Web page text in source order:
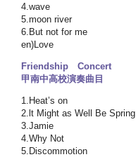
4.wave
5.moon river
6.But not for me
en)Love
Friendship Concert
甲南中高校演奏曲目
1.Heat’s on
2.lt Might as Well Be Spring
3.Jamie
4.Why Not
5.Discommotion